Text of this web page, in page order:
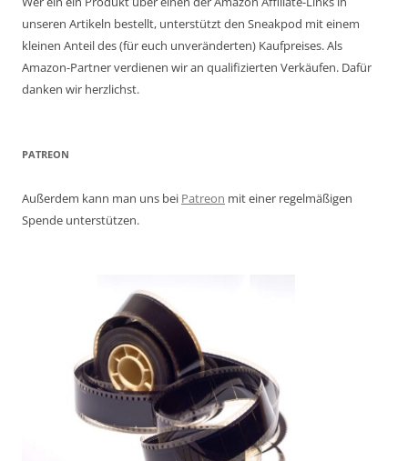
unseren Artikeln bestellt, unterstützt den Sneakpod mit einem
kleinen Anteil des (für euch unveränderten) Kaufpreises. Als
Amazon-Partner verdienen wir an qualifizierten Verkäufen. Dafür
danken wir herzlichst.
PATREON
Außerdem kann man uns bei Patreon mit einer regelmäßigen
Spende unterstützen.